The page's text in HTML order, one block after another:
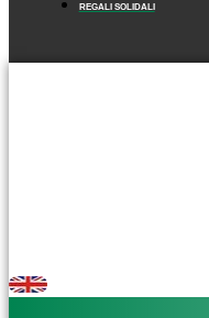
REGALI SOLIDALI